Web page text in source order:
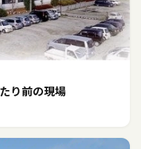
り前の現場